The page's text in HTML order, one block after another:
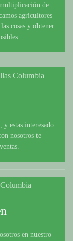
de
agricultores
cosas y obtener
y estas interesado
nosotros te
en nuestro